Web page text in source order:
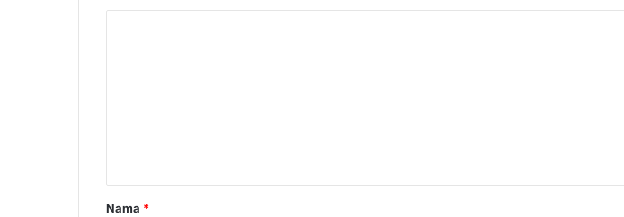
a
r
Nama *